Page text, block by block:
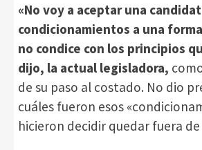
«No voy a aceptar una
condicionamientos a una
no condice con los principios
dijo, la actual legisladora,
de su paso al costado. No dio
cuáles fueron esos
hicieron decidir quedar fuera